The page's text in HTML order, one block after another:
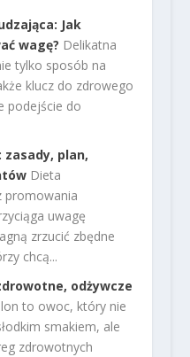
Jak
wagę? Delikatna
tylko sposób na
klucz do zdrowego
podejście do
plan,
Dieta
promowania
uwagę
zrzucić zbędne
chcą...
odżywcze
to owoc, który nie
smakiem, ale
zdrowotnych